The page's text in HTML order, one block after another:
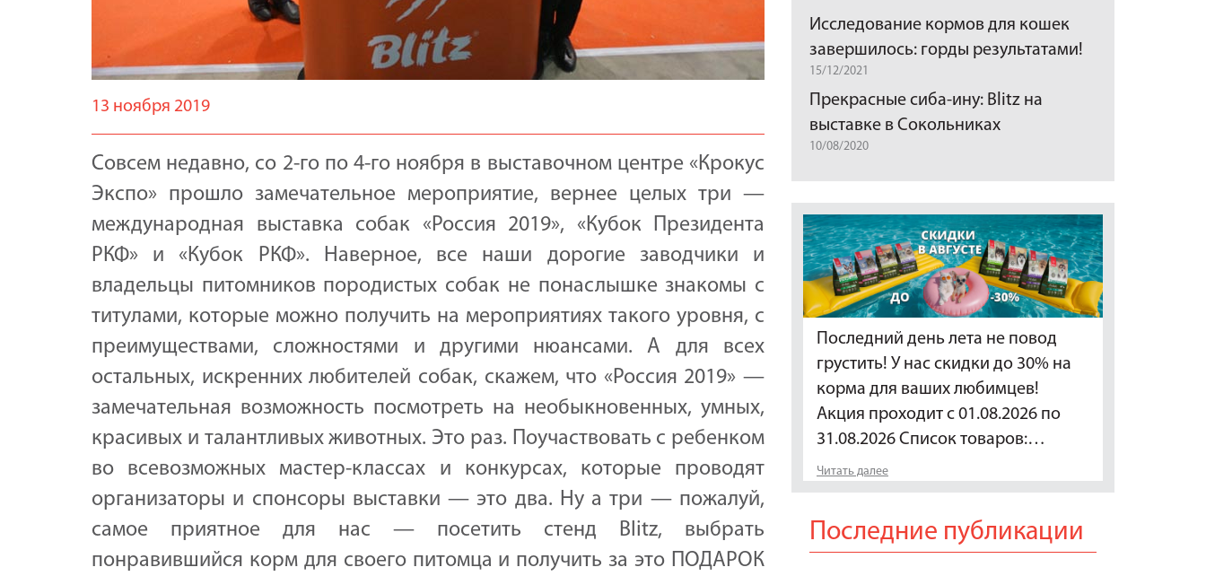
13 ноября 2019
Совсем недавно, со 2-го по 4-го ноября в выставочном центре «Крокус
Экспо» прошло замечательное мероприятие, вернее целых три —
международная выставка собак «Россия 2019», «Кубок Президента
РКФ» и «Кубок РКФ». Наверное, все наши дорогие заводчики и
владельцы питомников породистых собак не понаслышке знакомы с
титулами, которые можно получить на мероприятиях такого уровня, с
преимуществами, сложностями и другими нюансами. А для всех
остальных, искренних любителей собак, скажем, что «Россия 2019» —
замечательная возможность посмотреть на необыкновенных, умных,
красивых и талантливых животных. Это раз. Поучаствовать с ребенком
во всевозможных мастер-классах и конкурсах, которые проводят
организаторы и спонсоры выставки — это два. Ну а три — пожалуй,
самое приятное для нас — посетить стенд Blitz, выбрать
понравившийся корм для своего питомца и получить за это ПОДАРОК
Исследование кормов для кошек
завершилось: горды результатами!
15/12/2021
Прекрасные сиба-ину: Blitz на
выставке в Сокольниках
10/08/2020
Последний день лета не повод
грустить! У нас скидки до 30% на
корма для ваших любимцев!
Акция проходит с 01.08.2026 по
31.08.2026 Список товаров:…
Читать далее
Последние публикации